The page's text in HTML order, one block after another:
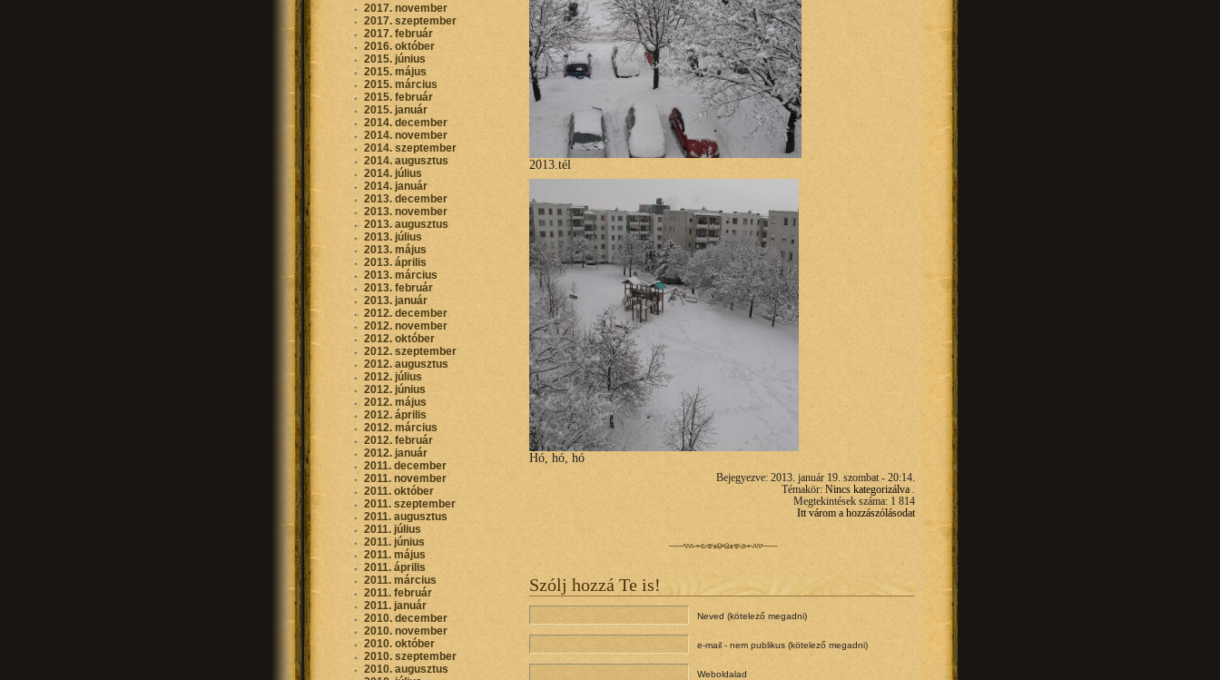
2013.tél
Hó, hó, hó
Bejegyezve: 2013. január 19. szombat - 20:14.
Témakör: Nincs kategorizálva .
Megtekintések száma: 1 814
Itt várom a hozzászólásodat
Szólj hozzá Te is!
Neved (kötelező megadni)
e-mail - nem publikus (kötelező megadni)
Weboldalad
2017. november
2017. szeptember
2017. február
2016. október
2015. június
2015. május
2015. március
2015. február
2015. január
2014. december
2014. november
2014. szeptember
2014. augusztus
2014. július
2014. január
2013. december
2013. november
2013. augusztus
2013. július
2013. május
2013. április
2013. március
2013. február
2013. január
2012. december
2012. november
2012. október
2012. szeptember
2012. augusztus
2012. július
2012. június
2012. május
2012. április
2012. március
2012. február
2012. január
2011. december
2011. november
2011. október
2011. szeptember
2011. augusztus
2011. július
2011. június
2011. május
2011. április
2011. március
2011. február
2011. január
2010. december
2010. november
2010. október
2010. szeptember
2010. augusztus